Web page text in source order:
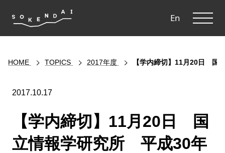
En
HOME TOPICS 2017年度 【学内締切】11月20日 国
2017.10.17
【学内締切】11月20日 国
立情報学研究所 平成30年